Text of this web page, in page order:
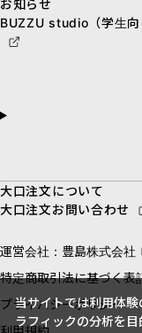
お知らせ
BUZZU studio（学生向
大口注文について
大口注文お問い合わせ
運営会社：豊島株式会社
特定商取引法に基づく表
プライバシーポリシー
当サイトでは利用体
ラフィックの分析を目